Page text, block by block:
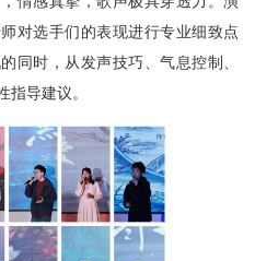
对选手们的表现进行专业细致点
同时，从发声技巧、气息控制、
指导建议。